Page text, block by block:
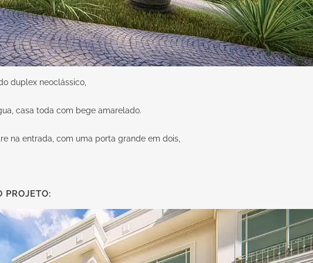
duplex neoclássico,
casa toda com bege amarelado.
na entrada, com uma porta grande em dois,
PROJETO: